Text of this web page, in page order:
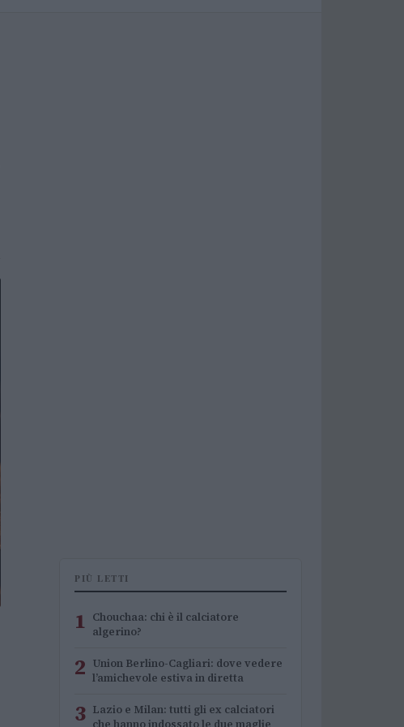
PIÙ LETTI
1 Chouchaa: chi è il calciatore
algerino?
2 Union Berlino-Cagliari: dove vedere
l’amichevole estiva in diretta
3 Lazio e Milan: tutti gli ex calciatori
che hanno indossato le due maglie